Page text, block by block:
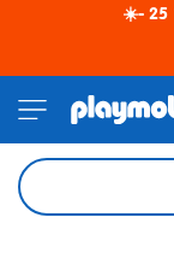
☀️- 25